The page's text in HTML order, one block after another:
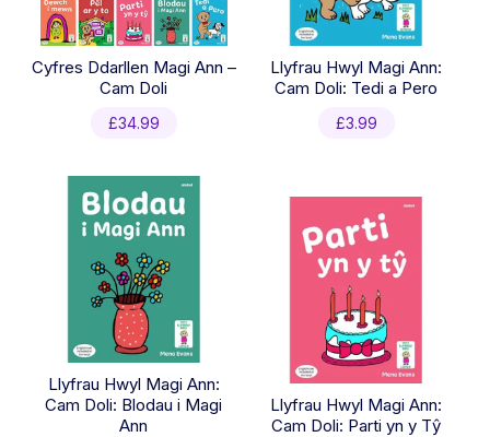
Cyfres Ddarllen Magi Ann –
Cam Doli
£34.99
Llyfrau Hwyl Magi Ann:
Cam Doli: Tedi a Pero
£3.99
Llyfrau Hwyl Magi Ann:
Cam Doli: Blodau i Magi
Ann
Llyfrau Hwyl Magi Ann:
Cam Doli: Parti yn y Tŷ